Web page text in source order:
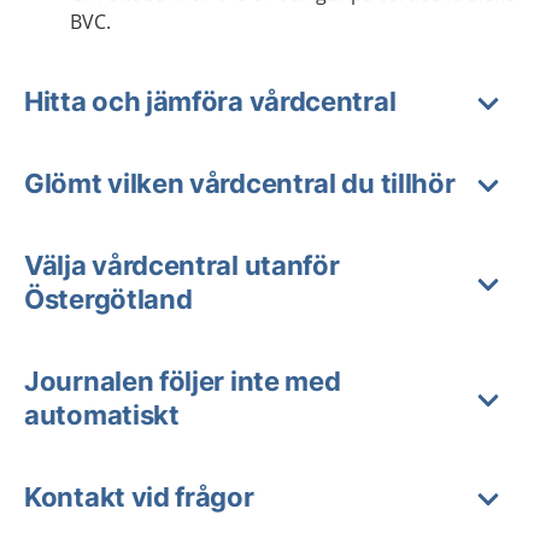
BVC.
Hitta och jämföra vårdcentral
Glömt vilken vårdcentral du tillhör
Välja vårdcentral utanför
Östergötland
Journalen följer inte med
automatiskt
Kontakt vid frågor